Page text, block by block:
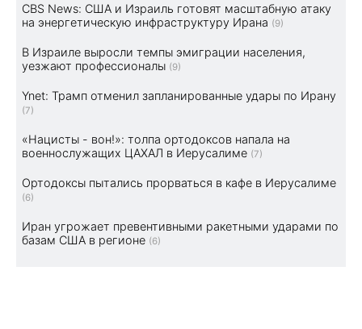
CBS News: США и Израиль готовят масштабную атаку
на энергетическую инфраструктуру Ирана (9)
В Израиле выросли темпы эмиграции населения,
уезжают профессионалы (9)
Ynet: Трамп отменил запланированные удары по Ирану
(7)
«Нацисты - вон!»: толпа ортодоксов напала на
военнослужащих ЦАХАЛ в Иерусалиме (7)
Ортодоксы пытались прорваться в кафе в Иерусалиме
(6)
Иран угрожает превентивными ракетными ударами по
базам США в регионе (6)